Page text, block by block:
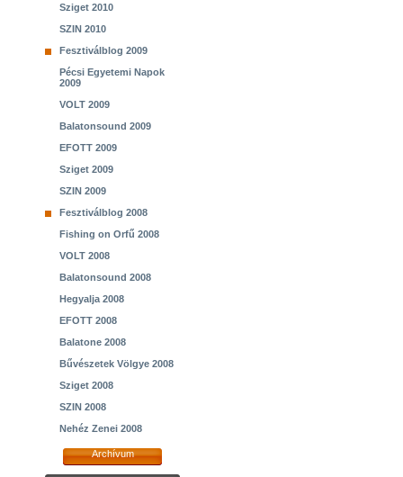
Sziget 2010
SZIN 2010
Fesztiválblog 2009
Pécsi Egyetemi Napok
2009
VOLT 2009
Balatonsound 2009
EFOTT 2009
Sziget 2009
SZIN 2009
Fesztiválblog 2008
Fishing on Orfű 2008
VOLT 2008
Balatonsound 2008
Hegyalja 2008
EFOTT 2008
Balatone 2008
Bűvészetek Völgye 2008
Sziget 2008
SZIN 2008
Nehéz Zenei 2008
Archívum